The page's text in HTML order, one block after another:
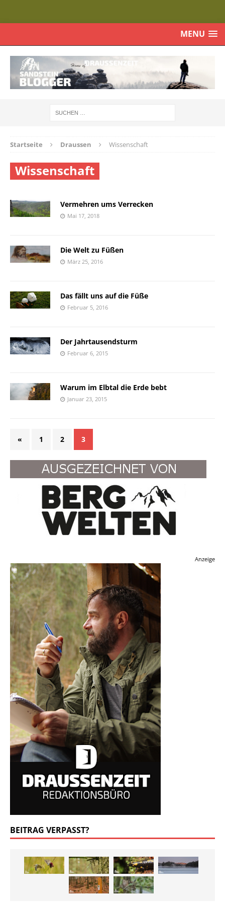
MENU
Startseite Draussen Wissenschaft
Wissenschaft
Vermehren ums Verrecken
Mai 17, 2018
Die Welt zu Füßen
März 25, 2016
Das fällt uns auf die Füße
Februar 5, 2016
Der Jahrtausendsturm
Februar 6, 2015
Warum im Elbtal die Erde bebt
Januar 23, 2015
« 1 2 3
Anzeige
BEITRAG VERPASST?